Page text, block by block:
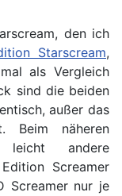
den ich
Starscream,
als Vergleich
sind die beiden
außer das
Beim näheren
andere
Screamer
Screamer nur je